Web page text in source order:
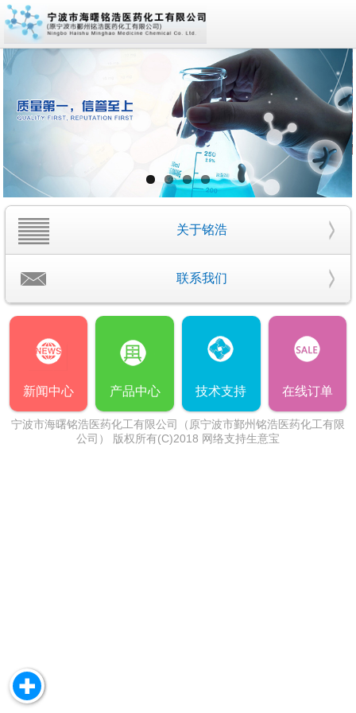
关于铭浩
联系我们
新闻中心 产品中心 技术支持 在线订单
宁波市海曙铭浩医药化工有限公司（原宁波市鄞州铭浩医药化工有限
公司）
版权所有(C)2018 网络支持生意宝